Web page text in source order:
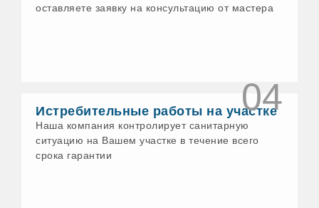
оставляете заявку на консультацию от мастера
04
Истребительные работы на участке
Наша компания контролирует санитарную
ситуацию на Вашем участке в течение всего
срока гарантии